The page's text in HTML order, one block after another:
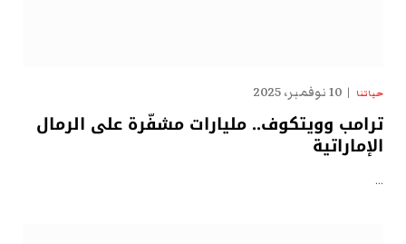
حياتنا 10 نوفمبر، 2025
ترامب وويتكوف.. مليارات مشفّرة على الرمال
الإماراتية
…